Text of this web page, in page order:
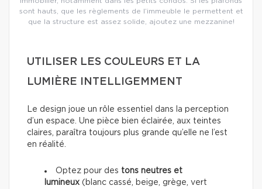
sont hauts, que les règlements de l’immeuble le permettent et
que la structure est assez solide, ajoutez une mezzanine!
UTILISER LES COULEURS ET LA
LUMIÈRE INTELLIGEMMENT
Le design joue un rôle essentiel dans la perception
d’un espace. Une pièce bien éclairée, aux teintes
claires, paraîtra toujours plus grande qu’elle ne l’est
en réalité.
Optez pour des tons neutres et
lumineux (blanc cassé, beige, grège, vert